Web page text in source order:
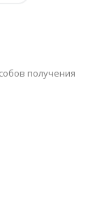
получения